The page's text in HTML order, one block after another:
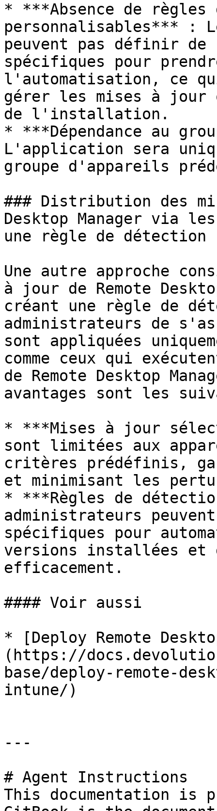
* ***Absence de règles
personnalisables*** :
peuvent pas définir de
spécifiques pour
l'automatisation, ce
gérer les mises à
de l'installation.
* ***Dépendance au
L'application sera
groupe d'appareils
### Distribution des
Desktop Manager via
une règle de détection
Une autre approche
à jour de Remote
créant une règle de
administrateurs de
sont appliquées
comme ceux qui
de Remote Desktop
avantages sont les
* ***Mises à jour
sont limitées aux
critères prédéfinis,
et minimisant les
* ***Règles de
administrateurs
spécifiques pour
versions installées et
efficacement.
#### Voir aussi
* [Deploy Remote
(https://
base/deploy-remote-
intune/)
---
# Agent Instructions
This documentation is